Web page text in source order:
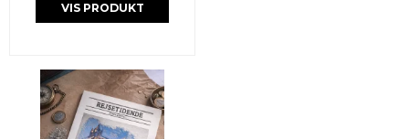
VIS PRODUKT